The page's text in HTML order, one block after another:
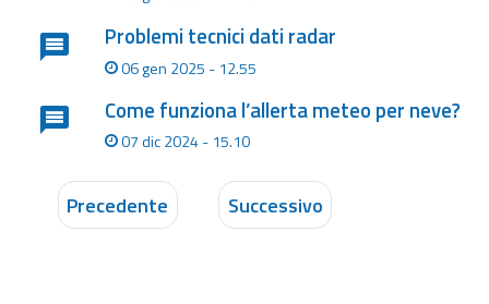
Problemi tecnici dati radar
06 gen 2025 - 12.55
Come funziona l’allerta meteo per neve?
07 dic 2024 - 15.10
Precedente Successivo